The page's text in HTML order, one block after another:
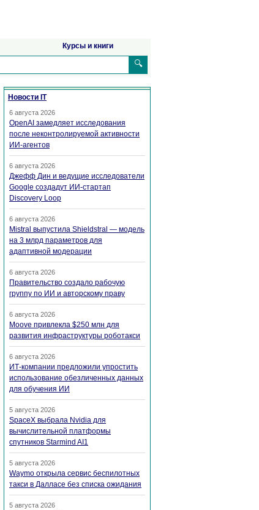
Курсы и книги
🔍
Новости IT
6 августа 2026
OpenAI замедляет исследования
после неконтролируемой активности
ИИ-агентов
6 августа 2026
Джефф Дин и ведущие исследователи
Google создадут ИИ-стартап
Discovery Loop
6 августа 2026
Mistral выпустила Shieldstral — модель
на 3 млрд параметров для
адаптивной модерации
6 августа 2026
Правительство создало рабочую
группу по ИИ и авторскому праву
6 августа 2026
Moove привлекла $250 млн для
развития инфраструктуры роботакси
6 августа 2026
ИТ-компании предложили упростить
использование обезличенных данных
для обучения ИИ
5 августа 2026
SpaceX выбрала Nvidia для
вычислительной платформы
спутников Starmind AI1
5 августа 2026
Waymo открыла сервис беспилотных
такси в Далласе без списка ожидания
5 августа 2026